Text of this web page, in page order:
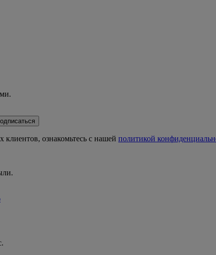
ознакомьтесь с нашей политикой